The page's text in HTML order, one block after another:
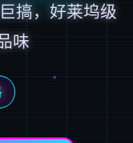
搞，好莱坞级
味